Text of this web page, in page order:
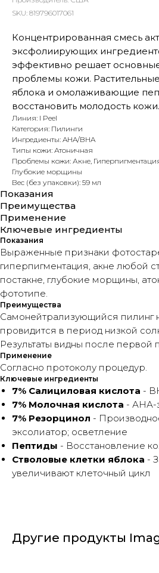
SKU: 819796017061
Концентрированная смесь
эксфолиирующих
эффективно решает
проблемы кожи.
яблока и омолаживающие
восстановить молодость кожи.
Линия: I Peel
Категория: Пилинги
Ингредиенты: AHA/BHA
Типы кожи: Атоничная
Проблемы кожи: Акне,
Глубокие морщины
Вес (без упаковки): 59 мл
Показания
Преимущества
Применение
Ключевые ингредиенты
Показания
Выраженные признаки
гиперпигментация, акне любой
постакне, глубокие морщины,
фототипе.
Преимущества
Самонейтрализующийся пилинг
провидится в период низкой
Результаты видны после первой
Применение
Согласно протоколу процедур.
Ключевые ингредиенты
7% Салициловая кислота -
7% Молочная кислота - АНА-
7% Резорцинол -
эксолиатор; осветление
Пептиды - Восстановление
Стволовые клетки яблока -
увеличивают клеточный цикл
Другие продукты